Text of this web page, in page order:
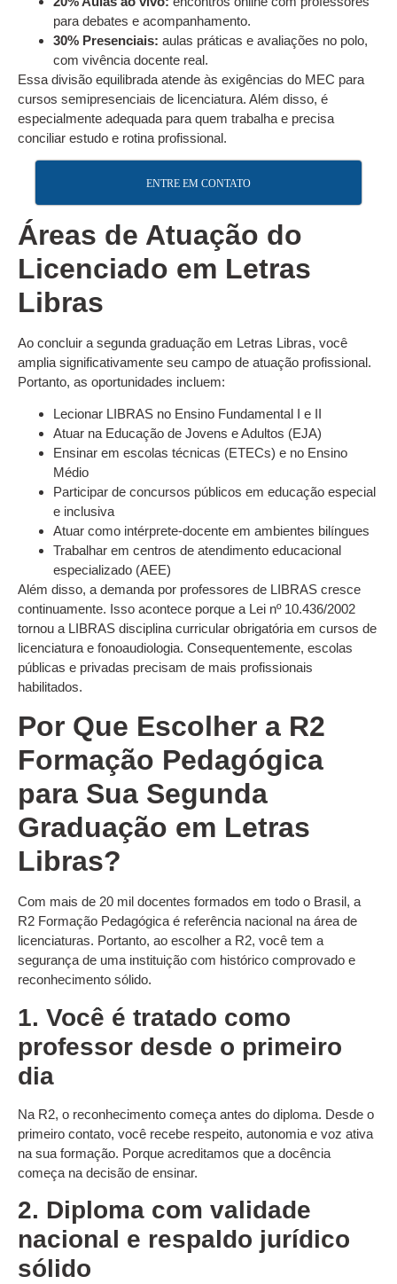
para debates e acompanhamento.
30% Presenciais: aulas práticas e avaliações no polo,
com vivência docente real.
Essa divisão equilibrada atende às exigências do MEC para
cursos semipresenciais de licenciatura. Além disso, é
especialmente adequada para quem trabalha e precisa
conciliar estudo e rotina profissional.
ENTRE EM CONTATO
Áreas de Atuação do
Licenciado em Letras
Libras
Ao concluir a segunda graduação em Letras Libras, você
amplia significativamente seu campo de atuação profissional.
Portanto, as oportunidades incluem:
Lecionar LIBRAS no Ensino Fundamental I e II
Atuar na Educação de Jovens e Adultos (EJA)
Ensinar em escolas técnicas (ETECs) e no Ensino
Médio
Participar de concursos públicos em educação especial
e inclusiva
Atuar como intérprete-docente em ambientes bilíngues
Trabalhar em centros de atendimento educacional
especializado (AEE)
Além disso, a demanda por professores de LIBRAS cresce
continuamente. Isso acontece porque a Lei nº 10.436/2002
tornou a LIBRAS disciplina curricular obrigatória em cursos de
licenciatura e fonoaudiologia. Consequentemente, escolas
públicas e privadas precisam de mais profissionais
habilitados.
Por Que Escolher a R2
Formação Pedagógica
para Sua Segunda
Graduação em Letras
Libras?
Com mais de 20 mil docentes formados em todo o Brasil, a
R2 Formação Pedagógica é referência nacional na área de
licenciaturas. Portanto, ao escolher a R2, você tem a
segurança de uma instituição com histórico comprovado e
reconhecimento sólido.
1. Você é tratado como
professor desde o primeiro
dia
Na R2, o reconhecimento começa antes do diploma. Desde o
primeiro contato, você recebe respeito, autonomia e voz ativa
na sua formação. Porque acreditamos que a docência
começa na decisão de ensinar.
2. Diploma com validade
nacional e respaldo jurídico
sólido